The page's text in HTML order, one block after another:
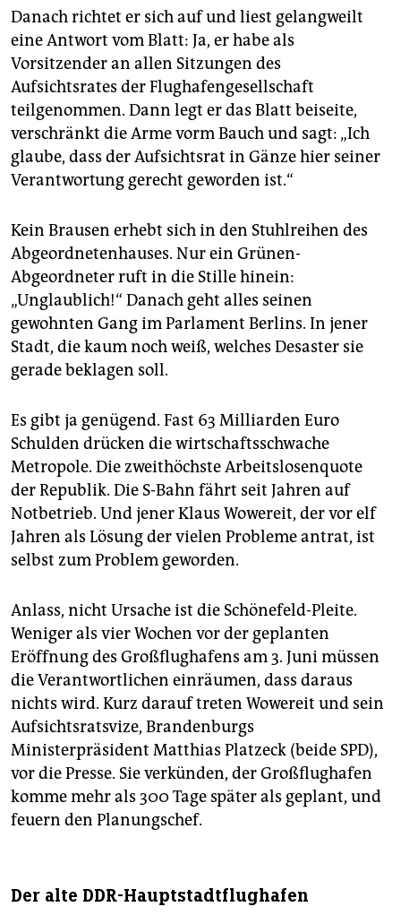
Danach richtet er sich auf und liest gelangweilt
eine Antwort vom Blatt: Ja, er habe als
Vorsitzender an allen Sitzungen des
Aufsichtsrates der Flughafengesellschaft
teilgenommen. Dann legt er das Blatt beiseite,
verschränkt die Arme vorm Bauch und sagt: „Ich
glaube, dass der Aufsichtsrat in Gänze hier seiner
Verantwortung gerecht geworden ist.“
Kein Brausen erhebt sich in den Stuhlreihen des
Abgeordnetenhauses. Nur ein Grünen-
Abgeordneter ruft in die Stille hinein:
„Unglaublich!“ Danach geht alles seinen
gewohnten Gang im Parlament Berlins. In jener
Stadt, die kaum noch weiß, welches Desaster sie
gerade beklagen soll.
Es gibt ja genügend. Fast 63 Milliarden Euro
Schulden drücken die wirtschaftsschwache
Metropole. Die zweithöchste Arbeitslosenquote
der Republik. Die S-Bahn fährt seit Jahren auf
Notbetrieb. Und jener Klaus Wowereit, der vor elf
Jahren als Lösung der vielen Probleme antrat, ist
selbst zum Problem geworden.
Anlass, nicht Ursache ist die Schönefeld-Pleite.
Weniger als vier Wochen vor der geplanten
Eröffnung des Großflughafens am 3. Juni müssen
die Verantwortlichen einräumen, dass daraus
nichts wird. Kurz darauf treten Wowereit und sein
Aufsichtsratsvize, Brandenburgs
Ministerpräsident Matthias Platzeck (beide SPD),
vor die Presse. Sie verkünden, der Großflughafen
komme mehr als 300 Tage später als geplant, und
feuern den Planungschef.
Der alte DDR-Hauptstadtflughafen